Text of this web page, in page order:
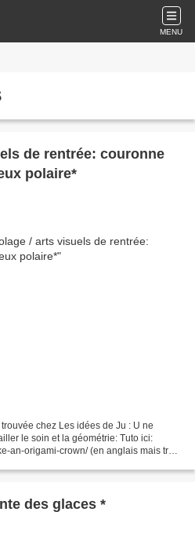
MENU
de rentrée: couronne
polaire*
chez Les idées de Ju : U ne
le soin et la géométrie: Tuto ici:
an-origami-crown/ (en anglais mais très
des glaces *